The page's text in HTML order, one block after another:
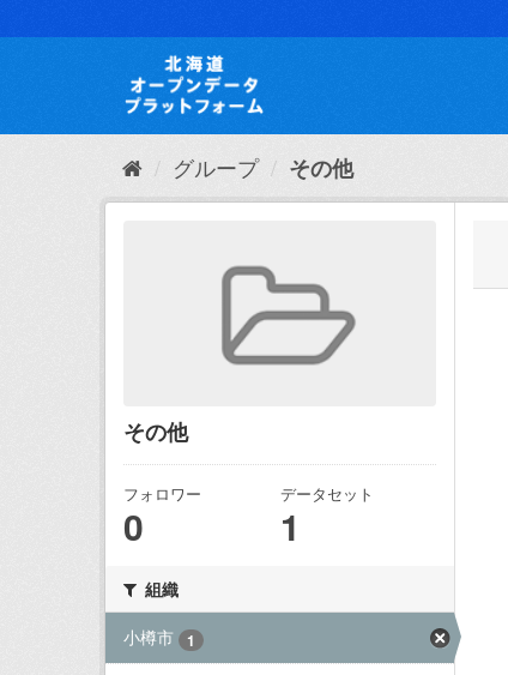
キ
て
グループ その他
その他
フォロワー
0
データセット
1
組織
小樽市
1